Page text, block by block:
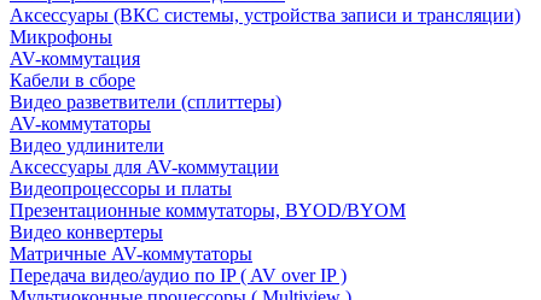
Аксессуары (ВКС системы, устройства записи и трансляции)
Микрофоны
AV-коммутация
Кабели в сборе
Видео разветвители (сплиттеры)
AV-коммутаторы
Видео удлинители
Аксессуары для AV-коммутации
Видеопроцессоры и платы
Презентационные коммутаторы, BYOD/BYOM
Видео конвертеры
Матричные AV-коммутаторы
Передача видео/аудио по IP ( AV over IP )